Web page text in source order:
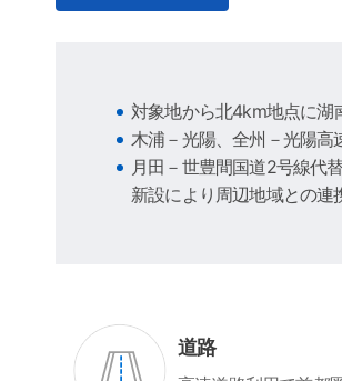
対象地から北4km地点に湖
木浦－光陽、全州－光陽
月田－世豊間国道2号線代
新設により周辺地域との連
道路